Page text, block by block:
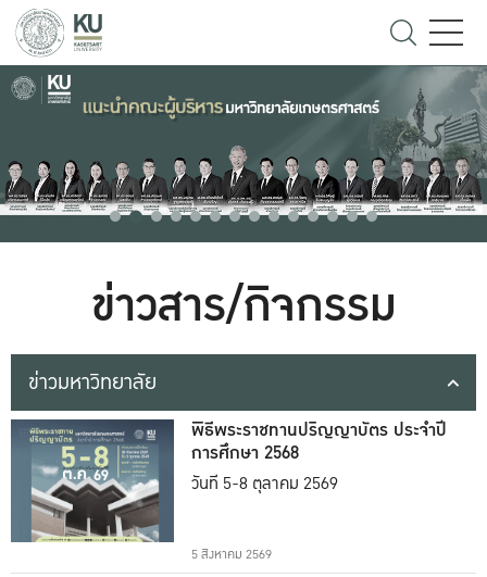
ข่าวสาร/กิจกรรม
ข่าวมหาวิทยาลัย
พิธีพระราชทานปริญญาบัตร ประจำปี
การศึกษา 2568
วันที่ 5-8 ตุลาคม 2569
5 สิงหาคม 2569